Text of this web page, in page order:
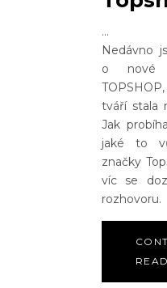
Nedávno
o nové
tváří stala
Jak
jaké to
značky
víc se
rozhovoru.